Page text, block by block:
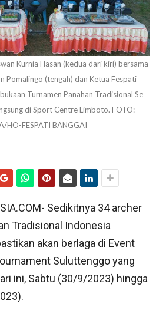
Kurnia Hasan (kedua dari kiri) bersama
Pomalingo (tengah) dan Ketua Fespati
Turnamen Panahan Tradisional Se
di Sport Centre Limboto. FOTO:
HO-FESPATI BANGGAI
Sedikitnya 34 archer
Tradisional Indonesia
akan berlaga di Event
Suluttenggo yang
ini, Sabtu (30/9/2023) hingga